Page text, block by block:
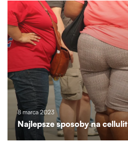
8 marca 2023
Najlepsze sposoby na cellulit